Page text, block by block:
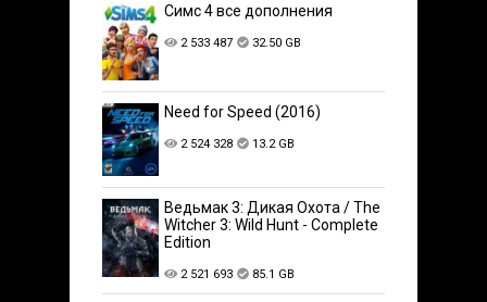
Симс 4 все дополнения
2 533 487 32.50 GB
Need for Speed (2016)
2 524 328 13.2 GB
Ведьмак 3: Дикая Охота / The
Witcher 3: Wild Hunt - Complete
Edition
2 521 693 85.1 GB